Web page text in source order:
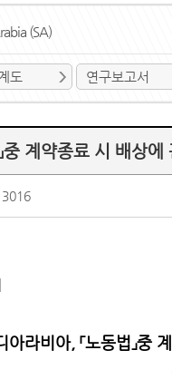
(SA)
도 연구보고서
중 계약종료 시 배상
3016
아라비아, 「노동법」